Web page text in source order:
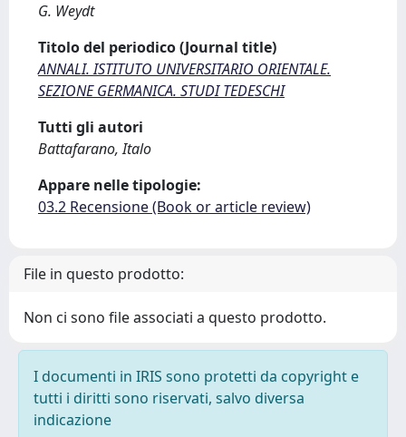
G. Weydt
Titolo del periodico (Journal title)
ANNALI. ISTITUTO UNIVERSITARIO ORIENTALE.
SEZIONE GERMANICA. STUDI TEDESCHI
Tutti gli autori
Battafarano, Italo
Appare nelle tipologie:
03.2 Recensione (Book or article review)
File in questo prodotto:
Non ci sono file associati a questo prodotto.
I documenti in IRIS sono protetti da copyright e
tutti i diritti sono riservati, salvo diversa
indicazione